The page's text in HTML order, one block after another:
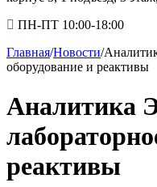
ПН-ПТ 10:00-18:00
Главная/Новости/
оборудование и реактивы
Аналитика
реактивы